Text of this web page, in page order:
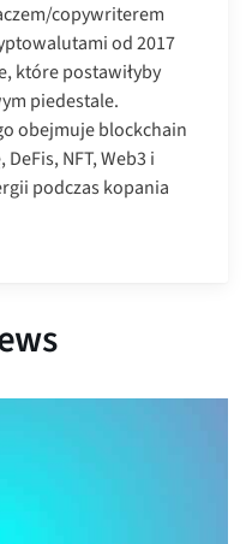
copywriterem
od 2017
które postawiłyby
piedestale.
obejmuje blockchain
NFT, Web3 i
podczas kopania